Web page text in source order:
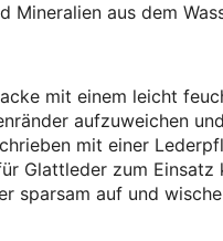
Mineralien aus dem
mit einem leicht
aufzuweichen
mit einer
Glattleder zum Einsatz
sparsam auf und